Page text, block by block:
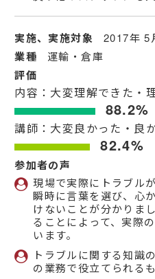
実施、実施対象 2017
業種 運輸・倉庫
評価
内容：大変理解できた・
88.2%
講師：大変良かった・良
82.4%
参加者の声
現場で実際にトラブル
瞬時に言葉を選び、心
けないことが分かりま
ることによって、実際
います。
トラブルに関する知識
の業務で役立てられる